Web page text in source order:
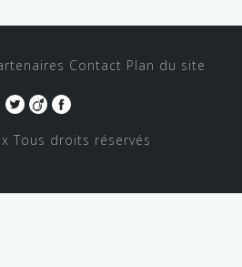
Contact Plan du site
Tous droits réservés